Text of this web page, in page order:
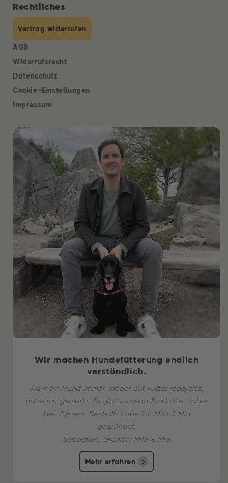
Rechtliches
Vertrag widerrufen
AGB
Widerrufsrecht
Datenschutz
Cookie-Einstellungen
Impressum
Wir machen Hundefütterung endlich
verständlich.
Als mein Hund immer wieder auf Futter reagierte,
habe ich gemerkt: Es gibt tausend Produkte - aber
kein System. Deshalb habe ich Milo & Mia
gegründet.
Sebastian, Gründer Milo & Mia
Mehr erfahren